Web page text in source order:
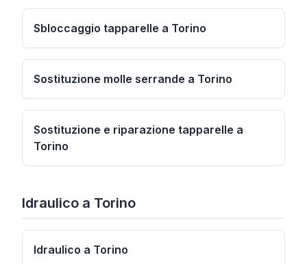
Sbloccaggio tapparelle a Torino
Sostituzione molle serrande a Torino
Sostituzione e riparazione tapparelle a
Torino
Idraulico a Torino
Idraulico a Torino